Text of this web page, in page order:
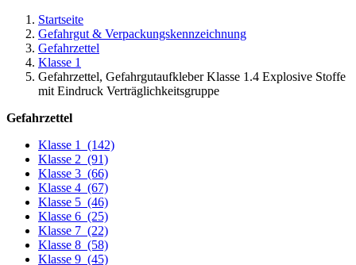
Startseite
Gefahrgut & Verpackungskennzeichnung
Gefahrzettel
Klasse 1
Gefahrzettel, Gefahrgutaufkleber Klasse 1.4 Explosive Stoffe
mit Eindruck Verträglichkeitsgruppe
Gefahrzettel
Klasse 1
(142)
Klasse 2 (91)
Klasse 3 (66)
Klasse 4 (67)
Klasse 5 (46)
Klasse 6 (25)
Klasse 7 (22)
Klasse 8 (58)
Klasse 9 (45)